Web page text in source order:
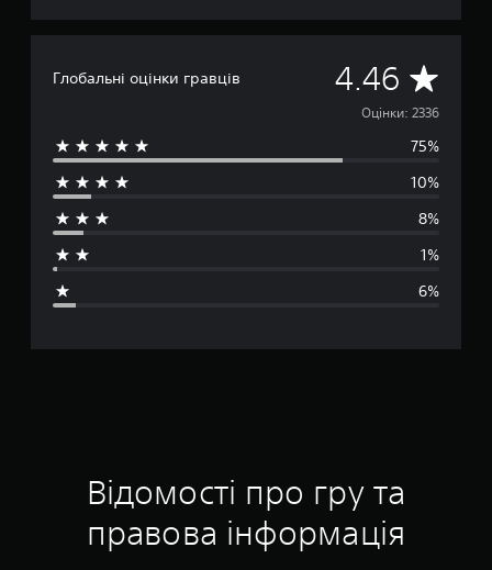
Глобальні оцінки гравців 4.46 С
е
р
е
о
н
к
Оцінки: 2336
75%
10%
8%
1%
6%
Відомості про гру та
правова інформація